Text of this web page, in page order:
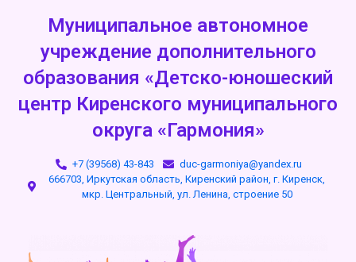
Муниципальное автономное
учреждение дополнительного
образования «Детско-юношеский
центр Киренского муниципального
округа «Гармония»
+7 (39568) 43-843
duc-garmoniya@yandex.ru
666703, Иркутская область, Киренский район, г. Киренск,
мкр. Центральный, ул. Ленина, строение 50